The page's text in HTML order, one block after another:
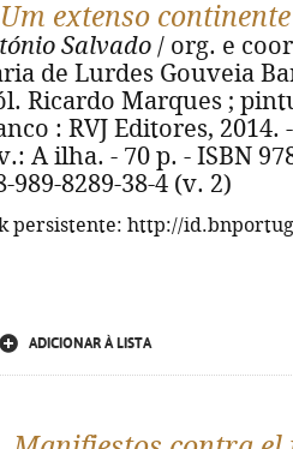
Um extenso continente
Salvado / org. e
de Lurdes Gouveia
Ricardo Marques ;
: RVJ Editores, 2014.
A ilha. - 70 p. - ISBN
989-8289-38-4 (v. 2)
persistente: http://
ADICIONAR À LISTA